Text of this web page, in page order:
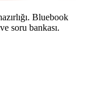
Bluebook
soru bankası.